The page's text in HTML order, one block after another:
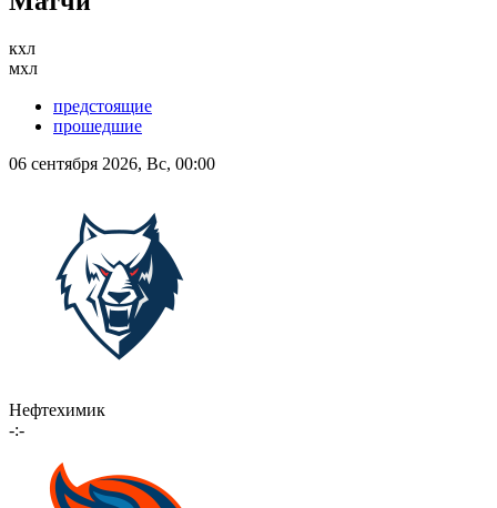
кхл
мхл
предстоящие
прошедшие
06 сентября 2026, Вс, 00:00
Нефтехимик
-:-